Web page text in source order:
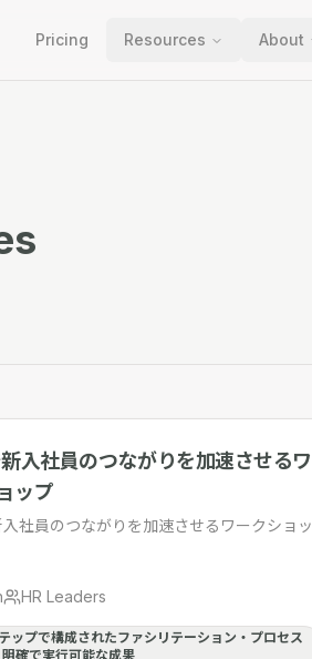
Pricing Resources About
入社員のつながりを加速させるワ
ップ
社員のつながりを加速させるワークショッ
HR Leaders
ップで構成されたファシリテーション・プロセス
確で実行可能な成果